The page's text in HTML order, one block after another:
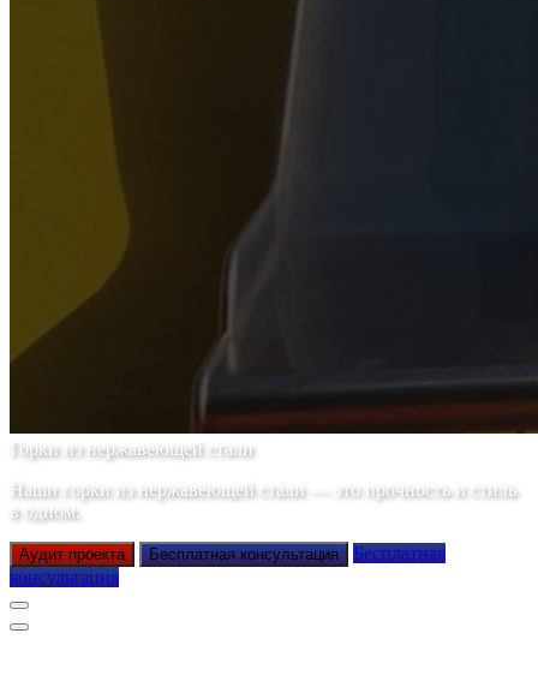
Горки из нержавеющей стали
Наши горки из нержавеющей стали — это прочность и стиль
в одном.
Аудит проекта Бесплатная консультация
Бесплатная
консультация